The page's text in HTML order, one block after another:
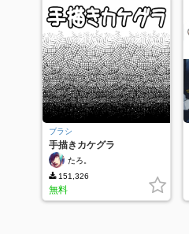
ブラシ
手描きカケグラ
たろ。
151,326
無料